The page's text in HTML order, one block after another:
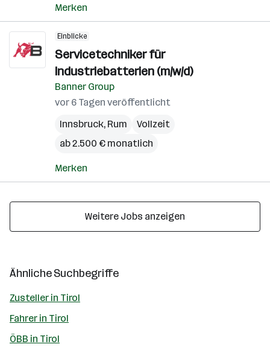
Merken
Einblicke
Servicetechniker für
Industriebatterien (m/w/d)
Banner Group
vor 6 Tagen veröffentlicht
Innsbruck, Rum
Vollzeit
ab 2.500 € monatlich
Merken
Weitere Jobs anzeigen
Ähnliche Suchbegriffe
Zusteller in Tirol
Fahrer in Tirol
ÖBB in Tirol